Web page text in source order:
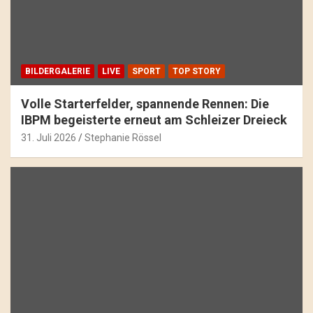
BILDERGALERIE LIVE SPORT TOP STORY
Volle Starterfelder, spannende Rennen: Die
IBPM begeisterte erneut am Schleizer Dreieck
31. Juli 2026 Stephanie Rössel